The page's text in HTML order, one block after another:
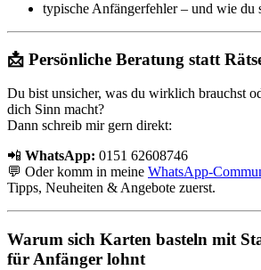
typische Anfängerfehler – und wie du
📩 Persönliche Beratung statt
Du bist unsicher, was du wirklich brauchst
dich Sinn macht?
Dann schreib mir gern direkt:
📲 WhatsApp: 0151 62608746
💬 Oder komm in meine WhatsApp-
Tipps, Neuheiten & Angebote zuerst.
Warum sich Karten basteln mit
für Anfänger lohnt